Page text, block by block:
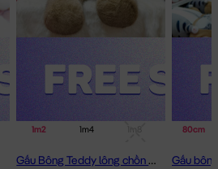
1m 1m4
1m2 1m4
Gấu Bông Teddy lông chồn cao cấp
80cm